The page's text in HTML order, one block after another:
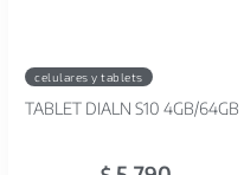
celulares y tablets
TABLET DIALN S10 4GB/64GB